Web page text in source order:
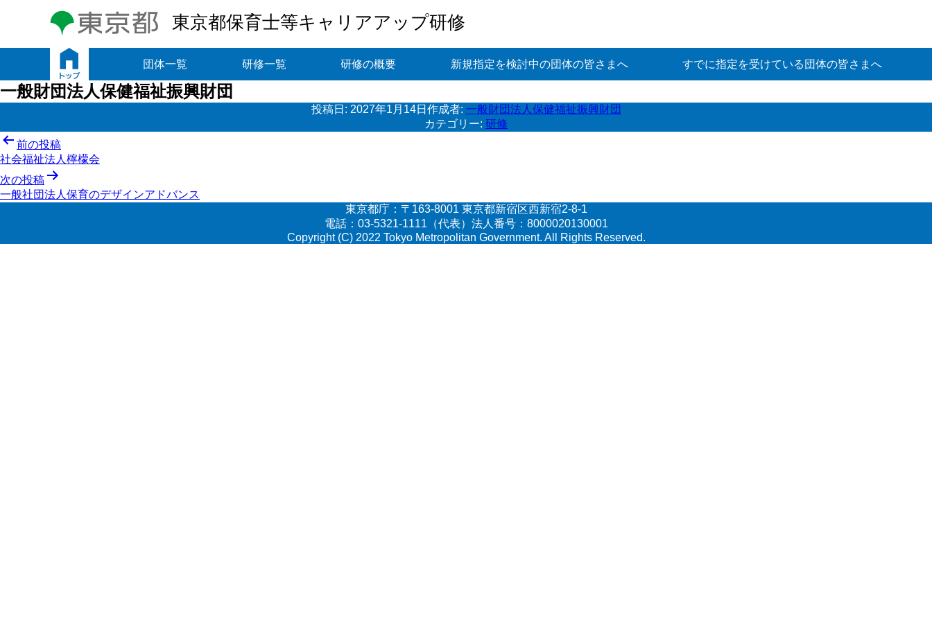
東京都保育士等キャリアアップ研修
団体一覧 研修一覧 研修の概要 新規指定を検討中の団体の皆さまへ すでに指定を受けている団体の皆さまへ
一般財団法人保健福祉振興財団
投稿日: 2027年1月14日 作成者: 一般財団法人保健福祉振興財団
カテゴリー: 研修
投
稿
ナ
ビ
前の投稿
社会福祉法人檸檬会
次の投稿
一般社団法人保育のデザインアドバンス
東京都庁：〒163-8001 東京都新宿区西新宿2-8-1
電話：03-5321-1111（代表）法人番号：8000020130001
Copyright (C) 2022 Tokyo Metropolitan Government. All Rights Reserved.